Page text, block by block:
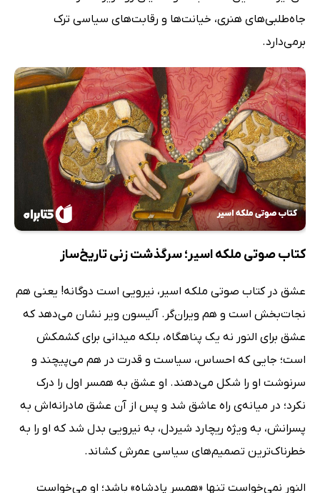
جاه‌طلبی‌های هنری، خیانت‌ها و رقابت‌های سیاسی ترک
برمی‌دارد.
کتاب صوتی ملکه اسیر؛ سرگذشت زنی تاریخ‌ساز
عشق در کتاب صوتی ملکه اسیر، نیرویی است دوگانه! یعنی هم
نجات‌بخش است و هم ویران‌گر. آلیسون ویر نشان می‌دهد که
عشق برای النور نه یک پناهگاه، بلکه میدانی برای کشمکش
است؛ جایی که احساس، سیاست و قدرت در هم می‌پیچند و
سرنوشت او را شکل می‌دهند. او عشق به همسر اول را درک
نکرد؛ در میانه‌ی راه عاشق شد و پس از آن عشق مادرانه‌اش به
پسرانش، به ویژه ریچارد شیردل، به نیرویی بدل شد که او را به
خطرناک‌ترین تصمیم‌های سیاسی عمرش کشاند.
النور نمی‌خواست تنها «همسر پادشاه» باشد؛ او می‌خواست